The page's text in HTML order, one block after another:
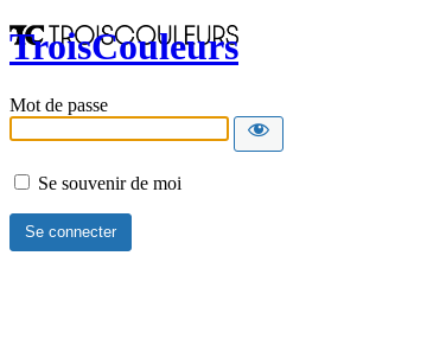
TroisCouleurs
Mot de passe
Se souvenir de moi